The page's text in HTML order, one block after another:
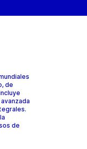
de
de